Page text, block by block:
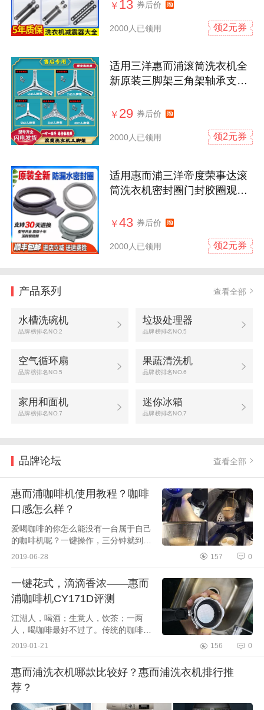
￥ 13 券后价
2000人已领用 领2元券
适用三洋惠而浦滚筒洗衣机全
新原装三脚架三角架轴承支架
￥ 29 券后价
2000人已领用 领2元券
适用惠而浦三洋帝度荣事达滚
筒洗衣机密封圈门封胶圈观窗
￥43 券后价
2000人已领用 领2元券
产品系列 查看全部
水槽洗碗机
品牌榜排名NO.2
垃圾处理器
品牌榜排名NO.5
空气循环扇
品牌榜排名NO.5
果蔬清洗机
品牌榜排名NO.6
家用和面机
品牌榜排名NO.7
迷你冰箱
品牌榜排名NO.7
品牌论坛 查看全部
惠而浦咖啡机使用教程？咖啡
口感怎么样？
爱喝咖啡的你怎么能没有一台属于自己
的咖啡机呢？一键操作，三分钟就到嘴
边了！每天的工作忙碌也让我爱上喝咖
喝，但现磨的话距...
2019-06-28 157 0
一键花式，滴滴香浓——惠而
浦咖啡机CY171D评测
江湖人，喝酒；生意人，饮茶；一两
人，喝咖啡最好不过了。传统的咖啡制
作，需要经过复杂的工艺和熟练的技
但随着家电制造业的发展，自动...
2019-01-21 156 0
惠而浦洗衣机哪款比较好？惠而浦洗衣机排行推
荐？